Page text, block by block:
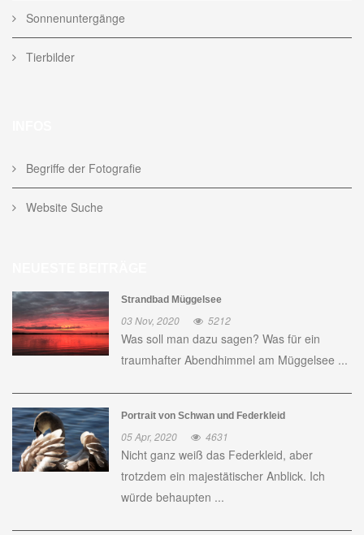
Sonnenuntergänge
Tierbilder
Begriffe der Fotografie
Website Suche
Strandbad Müggelsee
03 Nov, 2020 5212
Was soll man dazu sagen? Was für ein
traumhafter Abendhimmel am Müggelsee ...
Portrait von Schwan und Federkleid
05 Apr, 2020 4631
Nicht ganz weiß das Federkleid, aber
trotzdem ein majestätischer Anblick. Ich
würde behaupten ...